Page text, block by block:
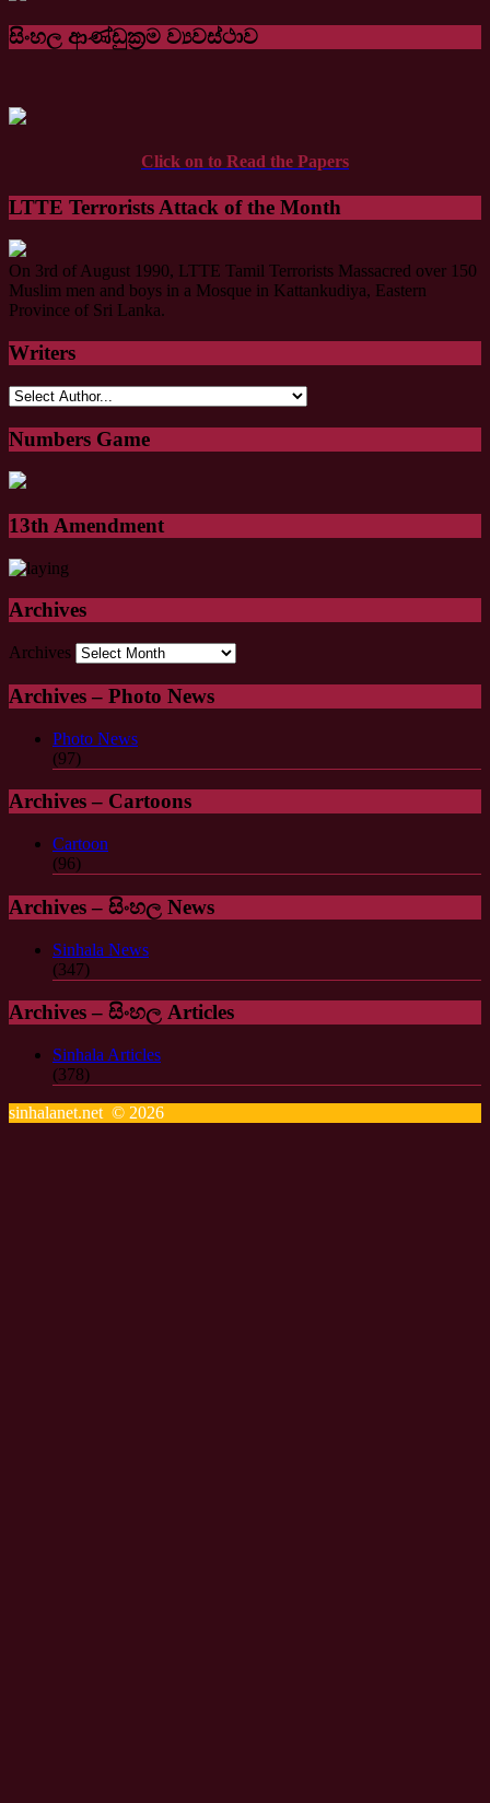
සිංහල ආණ්ඩුක්‍රම ව්‍යවස්ථාව
Click on to Read the Papers
LTTE Terrorists Attack of the Month
On 3rd of August 1990, LTTE Tamil Terrorists Massacred over 150
Muslim men and boys in a Mosque in Kattankudiya, Eastern
Province of Sri Lanka.
Writers
Numbers Game
13th Amendment
Archives
Archives
Archives – Photo News
Photo News
(97)
Archives – Cartoons
Cartoon
(96)
Archives – සිංහල News
Sinhala News
(347)
Archives – සිංහල Articles
Sinhala Articles
(378)
sinhalanet.net © 2026